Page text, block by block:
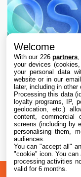
L’App Store
utilisateurs,
7 Aug. 2026 • 19:34
Welcome
With our 226partners
your devices
your personal data
website or in our
later, including in other
Processing this data
loyalty programs, IP,
geolocation, etc.)
content,
screens (including by
personalising them,
audiences.
You can "accept all"
"cookie" icon. You can
processing activities
valid for 6 months.